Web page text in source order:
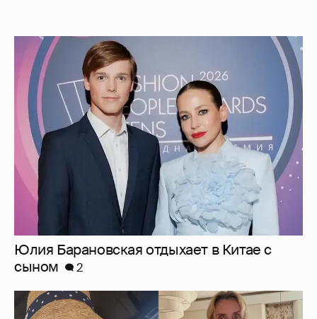
Юлия Барановская отдыхает в Китае с
сыном
2